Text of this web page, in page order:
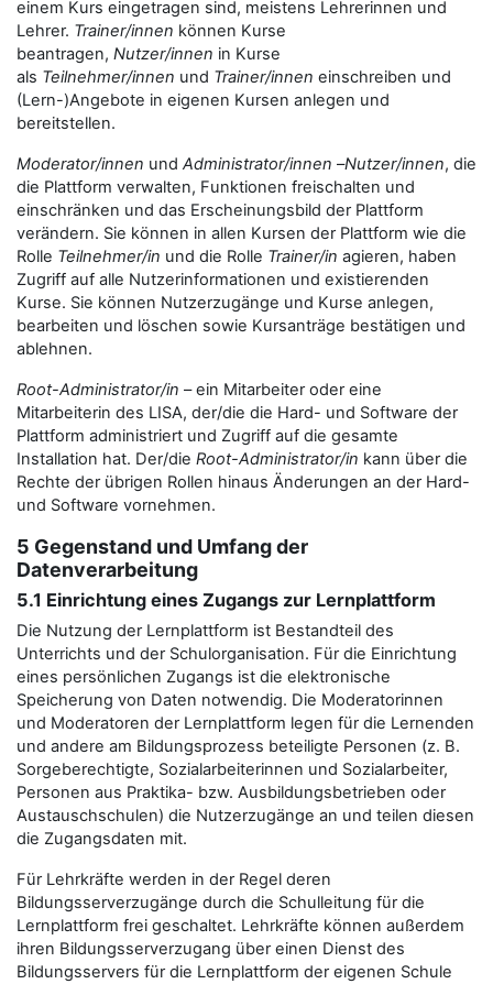
einem Kurs eingetragen sind, meistens Lehrerinnen und
Lehrer. Trainer/innen können Kurse
beantragen, Nutzer/innen in Kurse
als Teilnehmer/innen und Trainer/innen einschreiben und
(Lern-)Angebote in eigenen Kursen anlegen und
bereitstellen.
Moderator/innen und Administrator/innen –Nutzer/innen, die
die Plattform verwalten, Funktionen freischalten und
einschränken und das Erscheinungsbild der Plattform
verändern. Sie können in allen Kursen der Plattform wie die
Rolle Teilnehmer/in und die Rolle Trainer/in agieren, haben
Zugriff auf alle Nutzerinformationen und existierenden
Kurse. Sie können Nutzerzugänge und Kurse anlegen,
bearbeiten und löschen sowie Kursanträge bestätigen und
ablehnen.
Root-Administrator/in – ein Mitarbeiter oder eine
Mitarbeiterin des LISA, der/die die Hard- und Software der
Plattform administriert und Zugriff auf die gesamte
Installation hat. Der/die Root-Administrator/in kann über die
Rechte der übrigen Rollen hinaus Änderungen an der Hard-
und Software vornehmen.
5 Gegenstand und Umfang der
Datenverarbeitung
5.1 Einrichtung eines Zugangs zur Lernplattform
Die Nutzung der Lernplattform ist Bestandteil des
Unterrichts und der Schulorganisation. Für die Einrichtung
eines persönlichen Zugangs ist die elektronische
Speicherung von Daten notwendig. Die Moderatorinnen
und Moderatoren der Lernplattform legen für die Lernenden
und andere am Bildungsprozess beteiligte Personen (z. B.
Sorgeberechtigte, Sozialarbeiterinnen und Sozialarbeiter,
Personen aus Praktika- bzw. Ausbildungsbetrieben oder
Austauschschulen) die Nutzerzugänge an und teilen diesen
die Zugangsdaten mit.
Für Lehrkräfte werden in der Regel deren
Bildungsserverzugänge durch die Schulleitung für die
Lernplattform frei geschaltet. Lehrkräfte können außerdem
ihren Bildungsserverzugang über einen Dienst des
Bildungsservers für die Lernplattform der eigenen Schule